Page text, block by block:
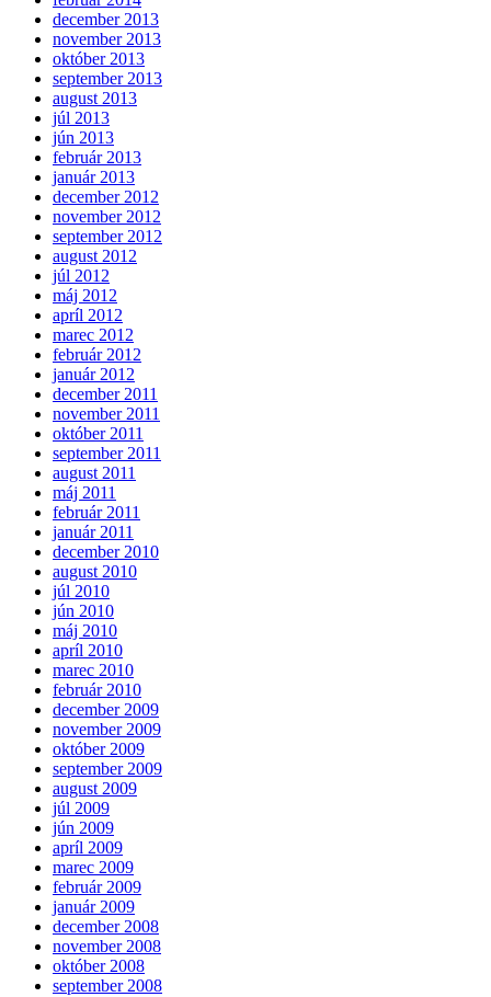
december 2013
november 2013
október 2013
september 2013
august 2013
júl 2013
jún 2013
február 2013
január 2013
december 2012
november 2012
september 2012
august 2012
júl 2012
máj 2012
apríl 2012
marec 2012
február 2012
január 2012
december 2011
november 2011
október 2011
september 2011
august 2011
máj 2011
február 2011
január 2011
december 2010
august 2010
júl 2010
jún 2010
máj 2010
apríl 2010
marec 2010
február 2010
december 2009
november 2009
október 2009
september 2009
august 2009
júl 2009
jún 2009
apríl 2009
marec 2009
február 2009
január 2009
december 2008
november 2008
október 2008
september 2008